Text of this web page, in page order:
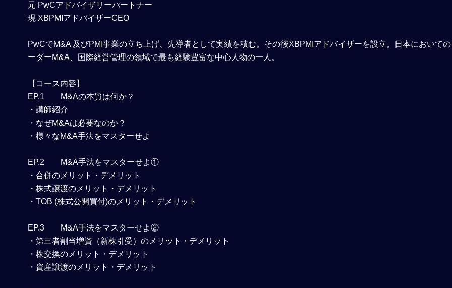
元 PwCアドバイザリーパートナー
現 XBPMIアドバイザーCEO
PwCでM&A 及びPMI事業の立ち上げ、先導者として実績を積む。その後XBPMIアドバイザーを設立。日本において
ーダーM&A、国際経営管理の領域で最も経験豊富な中心人物の一人。
【コース内容】
EP.1 M&Aの本質は何か？
・講師紹介
・なぜM&Aは必要なのか？
・様々なM&A手法をマスターせよ
EP.2 M&A手法をマスターせよ①
・合併のメリット・デメリット
・株式譲渡のメリット・デメリット
・TOB (株式公開買付)のメリット・デメリット
EP.3 M&A手法をマスターせよ②
・第三者割当増資（新株引受）のメリット・デメリット
・株交換のメリット・デメリット
・資産譲渡のメリット・デメリット